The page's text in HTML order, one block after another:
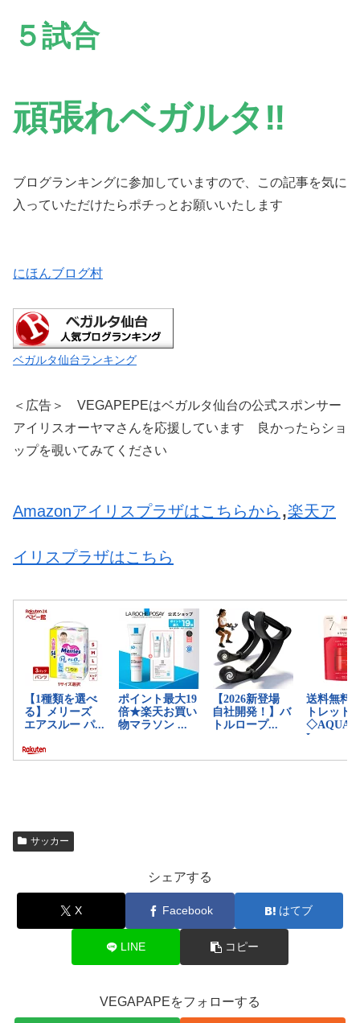
５試合
頑張れベガルタ‼
ブログランキングに参加していますので、この記事を気に
入っていただけたらポチっとお願いいたします
にほんブログ村
ベガルタ仙台ランキング
＜広告＞ VEGAPEPEはベガルタ仙台の公式スポンサー
アイリスオーヤマさんを応援しています 良かったらショ
ップを覗いてみてください
Amazonアイリスプラザはこちらから ,楽天ア
イリスプラザはこちら
サッカー
シェアする
X Facebook はてブ
LINE コピー
VEGAPAPEをフォローする